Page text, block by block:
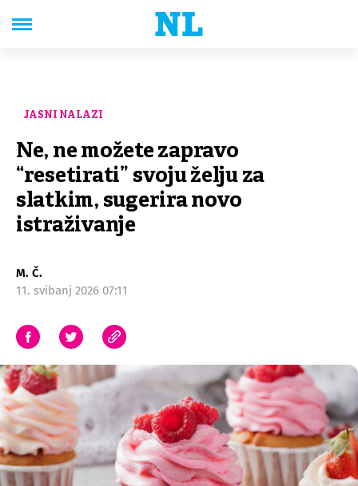
JASNI NALAZI
Ne, ne možete zapravo
“resetirati” svoju želju za
slatkim, sugerira novo
istraživanje
M. Č.
11. svibanj 2026 07:11